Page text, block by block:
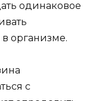
одинаковое
организме.
с